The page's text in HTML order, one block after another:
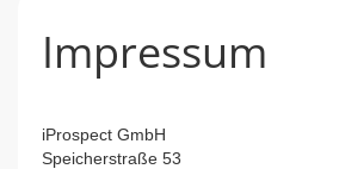
Impressum
iProspect GmbH
Speicherstraße 53